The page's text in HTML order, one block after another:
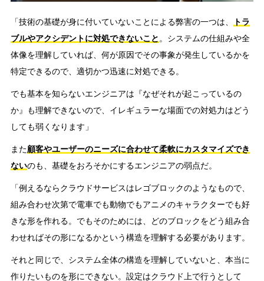
「技術の基礎が身に付いていないことによる弊害の一つは、
トラ
ブルやアクシデントに対処できないこと 。システムの仕組みや全
体像を理解していれば、何が原因でその事象が発生しているかを
特定できるので、適切かつ迅速に対処できる。
でも基本を知らないエンジニアは『なぜそれが起こっているの
か』も理解できないので、イレギュラーな場面での対処力はどう
しても弱くなります」
また顧客やユーザーのニーズに合わせて柔軟にカスタマイズでき
ないのも、基礎をおろそかにするエンジニアの弱点だ。
「例えるならクラウドサービスはレゴブロックのようなもので、
組み合わせ次第で電車でも動物でもアニメのキャラクターでも好
きな形を作れる。でもそのためには、どのブロックをどう組み合
わせればその形になるかという構造を理解する必要があります。
それと同じで、システム全体の構造を理解していないと、本当に
作りたいものを形にできない。設定はクラウド上で行うとして